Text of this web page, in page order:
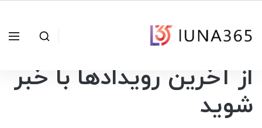
از آخرین رویدادها با خبر
شوید